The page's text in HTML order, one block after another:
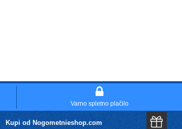
Varno spletno plačilo
Kupi od Nogometnieshop.com